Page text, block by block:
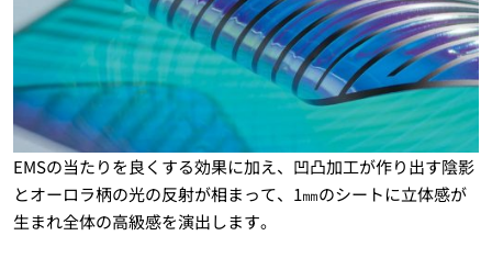
EMSの当たりを良くする効果に加え、凹凸加工が作り出す陰影
とオーロラ柄の光の反射が相まって、1㎜のシートに立体感が
生まれ全体の高級感を演出します。